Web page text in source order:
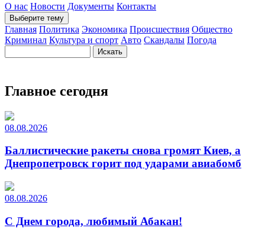
О нас Новости Документы Контакты
Выберите тему
Главная Политика Экономика Происшествия Общество
Криминал Культура и спорт Авто Скандалы Погода
Главное сегодня
08.08.2026
Баллистические ракеты снова громят Киев, а
Днепропетровск горит под ударами авиабомб
08.08.2026
С Днем города, любимый Абакан!